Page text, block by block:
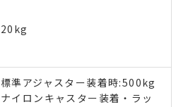
20kg
標準アジャスター装着時:500kg
ナイロンキャスター装着・ラッ